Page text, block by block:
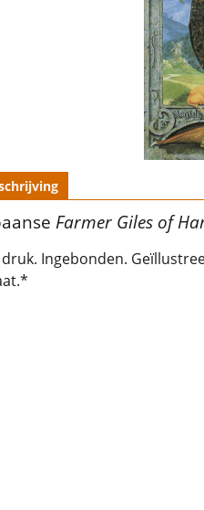
Farmer Giles of
druk. Ingebonden.